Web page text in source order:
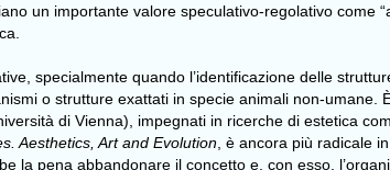
un importante valore speculativo-regolativo come
specialmente quando l’identificazione delle
o strutture exattati in specie animali non-umane.
di Vienna), impegnati in ricerche di estetica
Aesthetics, Art and Evolution , è ancora più radicale
pena abbandonare il concetto e, con esso,